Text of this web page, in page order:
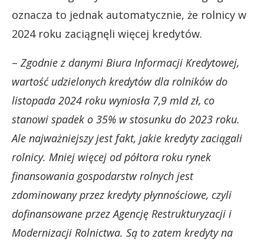
oznacza to jednak automatycznie, że rolnicy w
2024 roku zaciągnęli więcej kredytów.
– Zgodnie z danymi Biura Informacji Kredytowej,
wartość udzielonych kredytów dla rolników do
listopada 2024 roku wyniosła 7,9 mld zł, co
stanowi spadek o 35% w stosunku do 2023 roku.
Ale najważniejszy jest fakt, jakie kredyty zaciągali
rolnicy. Mniej więcej od półtora roku rynek
finansowania gospodarstw rolnych jest
zdominowany przez kredyty płynnościowe, czyli
dofinansowane przez Agencję Restrukturyzacji i
Modernizacji Rolnictwa. Są to zatem kredyty na